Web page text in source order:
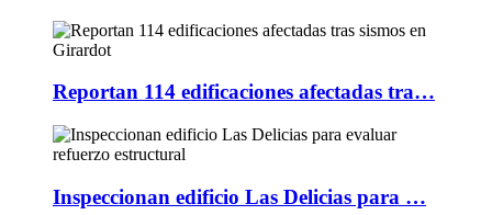
Reportan 114 edificaciones afectadas tra…
Inspeccionan edificio Las Delicias para …